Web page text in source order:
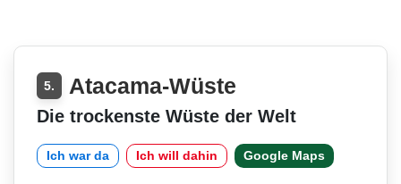
5. Atacama-Wüste
Die trockenste Wüste der Welt
Ich war da Ich will dahin Google Maps